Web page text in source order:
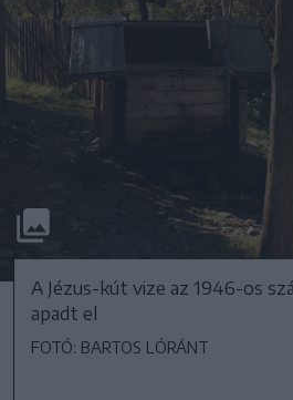
A Jézus-kút vize az 1946-os
apadt el
FOTÓ: BARTOS LÓRÁNT